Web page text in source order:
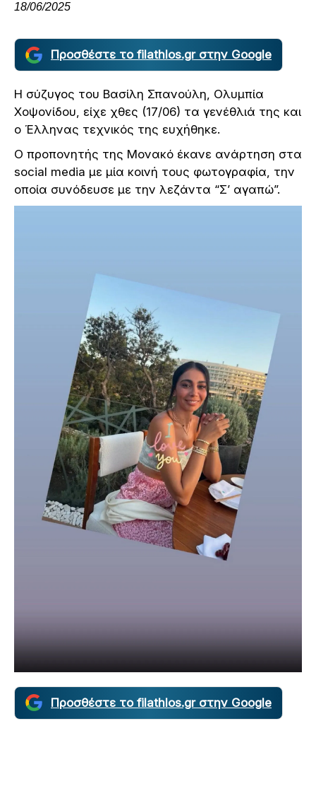
18/06/2025
Προσθέστε το filathlos.gr στην Google
Η σύζυγος του Βασίλη Σπανούλη, Ολυμπία
Χοψονίδου, είχε χθες (17/06) τα γενέθλιά της και
ο Έλληνας τεχνικός της ευχήθηκε.
Ο προπονητής της Μονακό έκανε ανάρτηση στα
social media με μία κοινή τους φωτογραφία, την
οποία συνόδευσε με την λεζάντα “Σ’ αγαπώ”.
Προσθέστε το filathlos.gr στην Google